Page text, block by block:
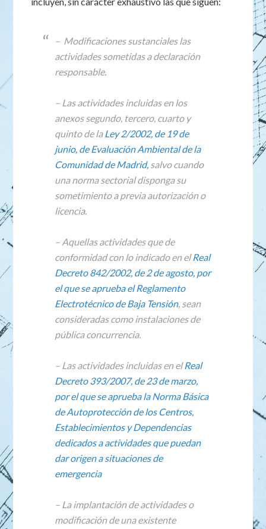
– Modificaciones sustanciales las
actividades sometidas a declaración
responsable.
– Las actividades incluidas en los
anexos segundo, tercero, cuarto y
quinto de laLey 2/2002, de 19 de
junio, de Evaluación Ambiental de la
Comunidad de Madrid, salvo cuando
una norma sectorial disponga su
sometimiento a previa autorización o
licencia.
– Aquellas actividades que de
conformidad con lo indicado en elReal
Decreto 842/2002, de 2 de agosto, por
el que se aprueba el Reglamento
Electrotécnico de Baja Tensión, sean
consideradas como instalaciones de
pública concurrencia.
– Las actividades incluidas en elReal
Decreto 393/2007, de 23 de marzo,
por el que se aprueba la Norma Básica
de Autoprotección de los Centros,
Establecimientos y Dependencias
dedicados a actividades que puedan
dar origen a situaciones de
emergencia
– La implantación de actividades o
modificación de una existente